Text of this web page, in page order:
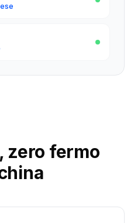
zero fermo